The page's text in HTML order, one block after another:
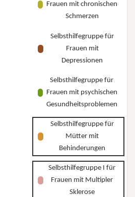
Frauen mit chronischen
Schmerzen
Selbsthilfegruppe für
Frauen mit
Depressionen
Selbsthilfegruppe für
Frauen mit psychischen
Gesundheitsproblemen
Selbsthilfegruppe für
Mütter mit
Behinderungen
Selbsthilfegruppe I für
Frauen mit Multipler
Sklerose